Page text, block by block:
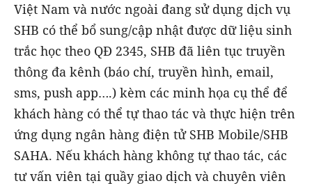
Việt Nam và nước ngoài đang sử dụng dịch vụ
SHB có thể bổ sung/cập nhật được dữ liệu sinh
trắc học theo QĐ 2345, SHB đã liên tục truyền
thông đa kênh (báo chí, truyền hình, email,
sms, push app….) kèm các minh họa cụ thể để
khách hàng có thể tự thao tác và thực hiện trên
ứng dụng ngân hàng điện tử SHB Mobile/SHB
SAHA. Nếu khách hàng không tự thao tác, các
tư vấn viên tại quầy giao dịch và chuyên viên